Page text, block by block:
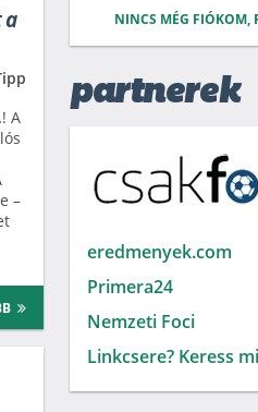
a
A
–
NINCS MÉG FIÓKOM,
partnerek
eredmenyek.com
Primera24
Nemzeti Foci
Linkcsere? Keress